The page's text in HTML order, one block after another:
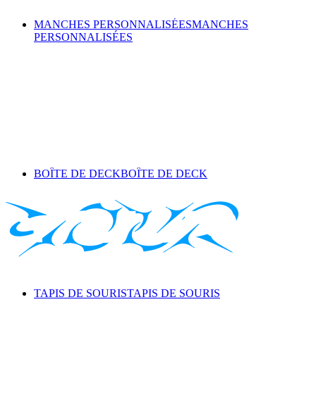
MANCHES PERSONNALISÉESMANCHES
PERSONNALISÉES
BOÎTE DE DECKBOÎTE DE DECK
TAPIS DE SOURISTAPIS DE SOURIS